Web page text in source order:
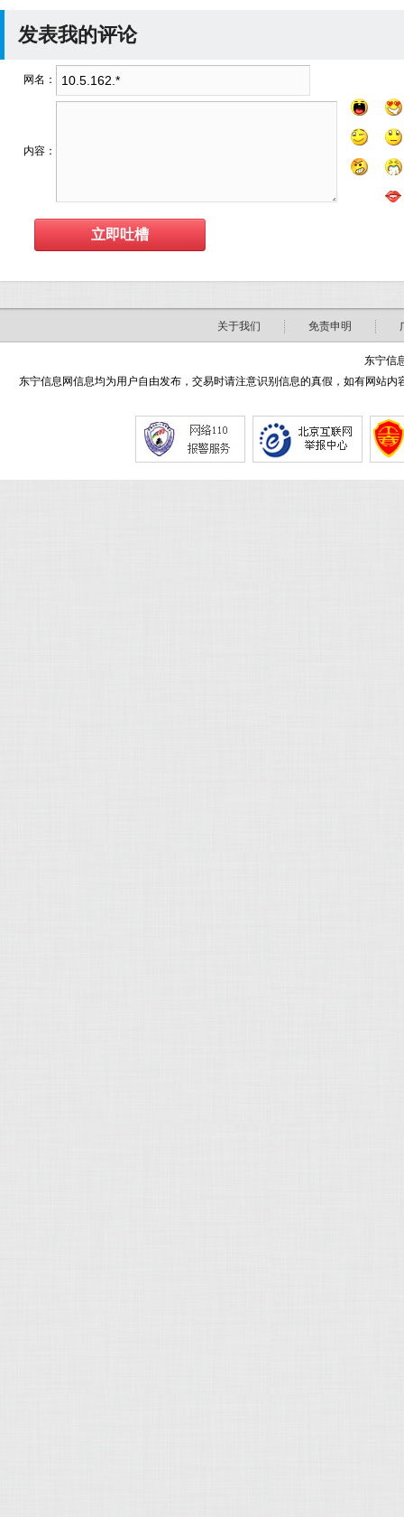
发表我的评论
网名：
内容：
关于我们 免责申明
东宁信
东宁信息网信息均为用户自由发布，交易时请注意识别信息的真假，如有网站内